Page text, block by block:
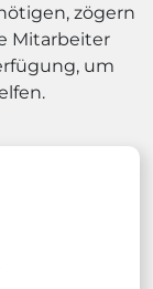
zögern
Mitarbeiter
um